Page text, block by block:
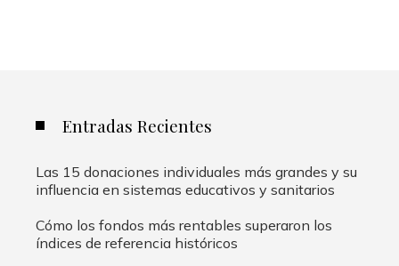
Entradas Recientes
Las 15 donaciones individuales más grandes y su
influencia en sistemas educativos y sanitarios
Cómo los fondos más rentables superaron los
índices de referencia históricos